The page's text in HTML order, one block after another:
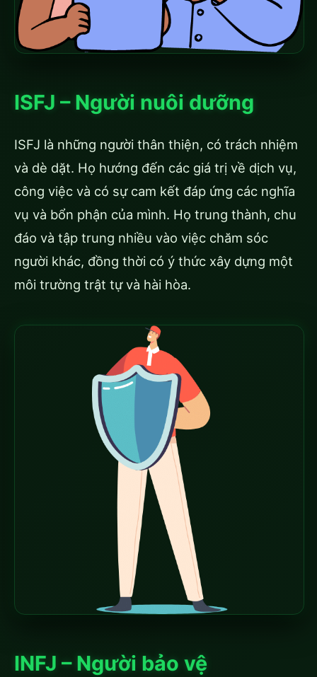
ISFJ – Người nuôi dưỡng
ISFJ là những người thân thiện, có trách nhiệm
và dè dặt. Họ hướng đến các giá trị về dịch vụ,
công việc và có sự cam kết đáp ứng các nghĩa
vụ và bổn phận của mình. Họ trung thành, chu
đáo và tập trung nhiều vào việc chăm sóc
người khác, đồng thời có ý thức xây dựng một
môi trường trật tự và hài hòa.
INFJ – Người bảo vệ